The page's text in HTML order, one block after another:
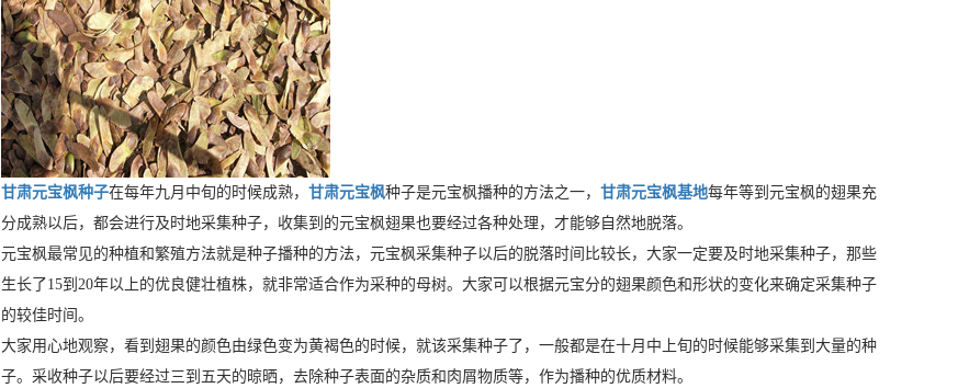
甘肃元宝枫种子在每年九月中旬的时候成熟， 甘肃元宝枫种子是元宝枫播种的方法之一， 甘肃元宝枫基地每年等到元宝枫的翅果充
分成熟以后，都会进行及时地采集种子，收集到的元宝枫翅果也要经过各种处理，才能够自然地脱落。
元宝枫最常见的种植和繁殖方法就是种子播种的方法，元宝枫采集种子以后的脱落时间比较长，大家一定要及时地采集种子，那些
生长了15到20年以上的优良健壮植株，就非常适合作为采种的母树。大家可以根据元宝分的翅果颜色和形状的变化来确定采集种子
的较佳时间。
大家用心地观察，看到翅果的颜色由绿色变为黄褐色的时候，就该采集种子了，一般都是在十月中上旬的时候能够采集到大量的种
子。采收种子以后要经过三到五天的晾晒，去除种子表面的杂质和肉屑物质等，作为播种的优质材料。